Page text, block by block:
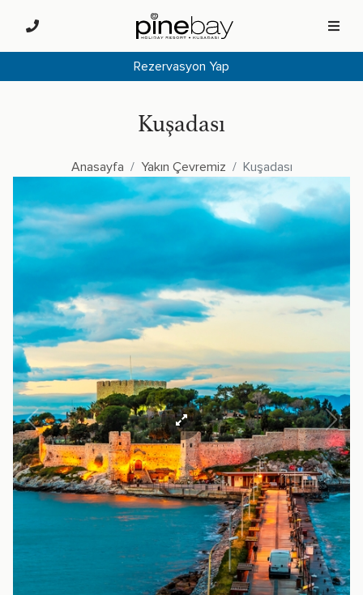
Rezervasyon Yap
Kuşadası
Anasayfa Yakın Çevremiz Kuşadası